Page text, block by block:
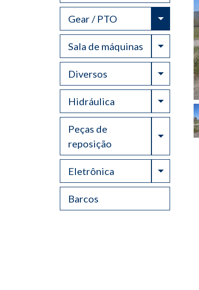
Gear / PTO Toggle
Sala de máquinas Toggle
Diversos Toggle
Hidráulica Toggle
Peças de
reposição
Toggle
Eletrônica Toggle
Barcos